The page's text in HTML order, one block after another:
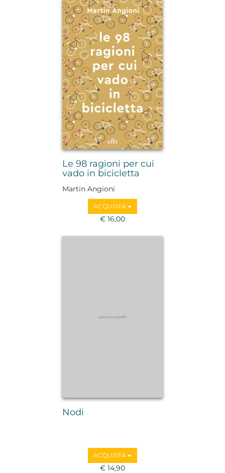
Le 98 ragioni per cui
vado in bicicletta
Martin Angioni
ACQUISTA
€ 16,00
Nodi
ACQUISTA
€ 14,90